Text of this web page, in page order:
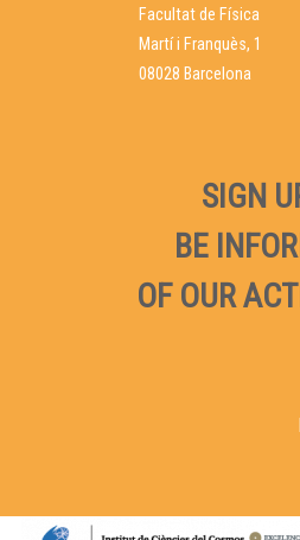
Facultat de Física
Martí i Franquès, 1
08028 Barcelona
SIGN
BE
OF OUR